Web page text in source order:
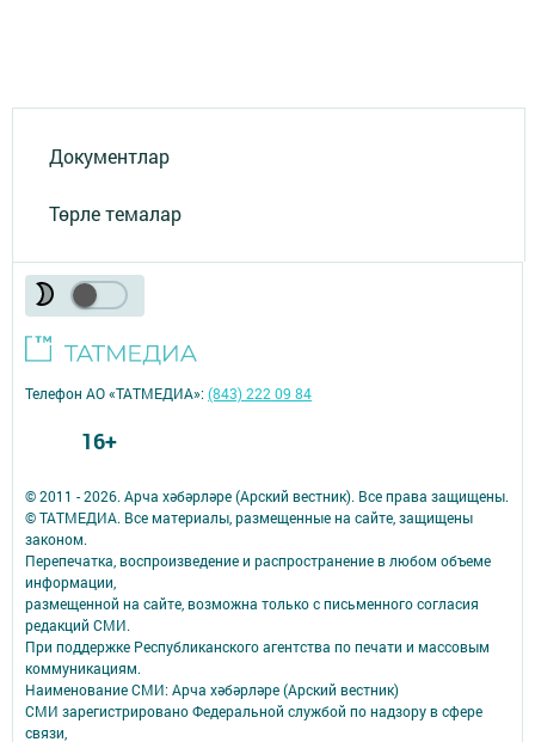
Документлар
Төрле темалар
© 2011 - 2026. Арча хәбәрләре (Арский вестник). Все права защищены.
© ТАТМЕДИА. Все материалы, размещенные на сайте, защищены
законом.
Перепечатка, воспроизведение и распространение в любом объеме
информации,
размещенной на сайте, возможна только с письменного согласия
редакций СМИ.
При поддержке Республиканского агентства по печати и массовым
коммуникациям.
Наименование СМИ: Арча хәбәрләре (Арский вестник)
СМИ зарегистрировано Федеральной службой по надзору в сфере
связи,
Телефон АО «ТАТМЕДИА»:(843) 222 09 84
16+